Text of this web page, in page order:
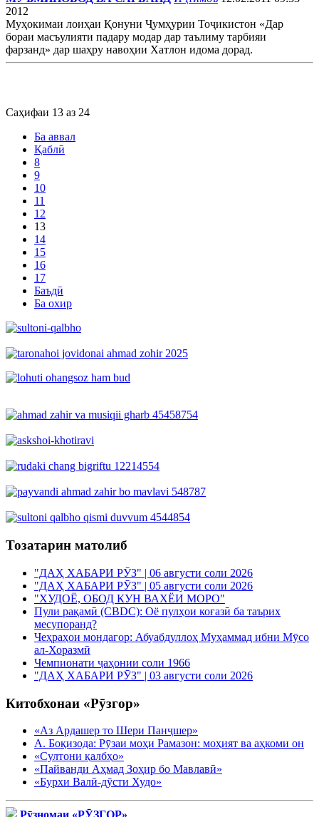
2012
Муҳокимаи лоиҳаи Қонуни Ҷумҳурии Тоҷикистон «Дар
бораи масъулияти падару модар дар таълиму тарбияи
фарзанд» дар шаҳру навоҳии Хатлон идома дорад.
Саҳифаи 13 аз 24
Ба аввал
Қаблӣ
8
9
10
11
12
13
14
15
16
17
Баъдӣ
Ба охир
Тозатарин матолиб
"ДАҲ ХАБАРИ РӮЗ" | 06 августи соли 2026
"ДАҲ ХАБАРИ РӮЗ" | 05 августи соли 2026
"ХУДОЁ, ОБОД КУН ВАХЁИ МОРО"
Пули рақамӣ (CBDC): Оё пулҳои коғазӣ ба таърих
месупоранд?
Чеҳраҳои мондагор: Абуабдуллоҳ Муҳаммад ибни Мӯсо
ал-Хоразмӣ
Чемпионати ҷаҳонии соли 1966
"ДАҲ ХАБАРИ РӮЗ" | 03 августи соли 2026
Китобхонаи «Рӯзгор»
«Аз Ардашер то Шери Панҷшер»
А. Боқизода: Рӯзаи моҳи Рамазон: моҳият ва аҳкоми он
«Султони қалбҳо»
«Пайванди Аҳмад Зоҳир бо Мавлавӣ»
«Бурхи Валӣ-дӯсти Худо»